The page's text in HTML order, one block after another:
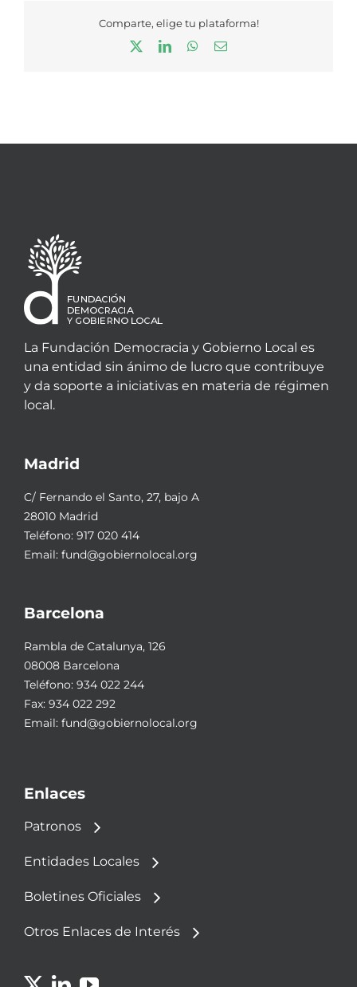
Comparte, elige tu plataforma!
LinkedInWhatsApp
Correo
La Fundación Democracia y Gobierno Local es
una entidad sin ánimo de lucro que contribuye
y da soporte a iniciativas en materia de régimen
local.
Madrid
C/ Fernando el Santo, 27, bajo A
28010 Madrid
Teléfono: 917 020 414
Email: fund@gobiernolocal.org
Barcelona
Rambla de Catalunya, 126
08008 Barcelona
Teléfono: 934 022 244
Fax: 934 022 292
Email: fund@gobiernolocal.org
Enlaces
Patronos
Entidades Locales
Boletines Oficiales
Otros Enlaces de Interés